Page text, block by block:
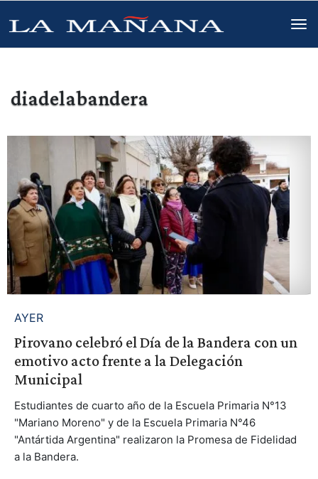
diadelabandera
AYER
Pirovano celebró el Día de la Bandera con un
emotivo acto frente a la Delegación
Municipal
Estudiantes de cuarto año de la Escuela Primaria N°13
"Mariano Moreno" y de la Escuela Primaria N°46
"Antártida Argentina" realizaron la Promesa de Fidelidad
a la Bandera.